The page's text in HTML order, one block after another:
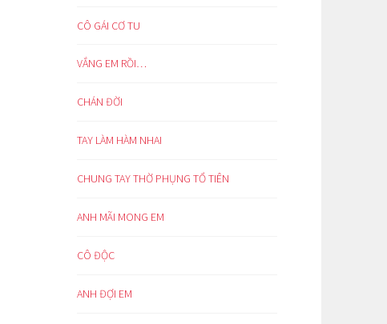
CÔ GÁI CƠ TU
VẮNG EM RỒI…
CHÁN ĐỜI
TAY LÀM HÀM NHAI
CHUNG TAY THỜ PHỤNG TỔ TIÊN
ANH MÃI MONG EM
CÔ ĐỘC
ANH ĐỢI EM